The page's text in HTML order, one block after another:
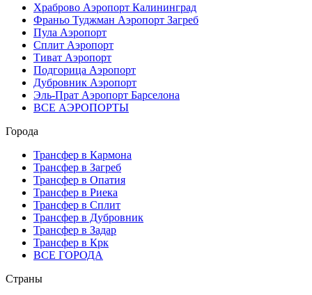
Храброво Аэропорт Калининград
Франьо Туджман Аэропорт Загреб
Пула Аэропорт
Сплит Аэропорт
Тиват Аэропорт
Подгорица Аэропорт
Дубровник Аэропорт
Эль-Прат Аэропорт Барселона
ВСЕ АЭРОПОРТЫ
Города
Трансфер в Кармона
Трансфер в Загреб
Трансфер в Опатия
Трансфер в Риека
Трансфер в Сплит
Трансфер в Дубровник
Трансфер в Задар
Трансфер в Крк
ВСЕ ГОРОДА
Страны